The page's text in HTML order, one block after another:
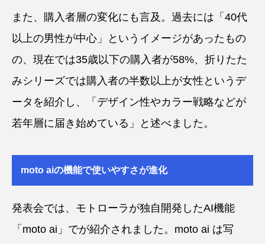
また、購入者層の変化にも言及。過去には「40代
以上の男性が中心」というイメージがあったもの
の、現在では35歳以下の購入者が58%、折りたた
みシリーズでは購入者の半数以上が女性というデ
ータを紹介し、「デザイン性やカラー戦略などが
若年層に届き始めている」と述べました。
moto aiの機能で使いやすさが進化
発表会では、モトローラが独自開発したAI機能
「moto ai」でが紹介されました。moto ai は写